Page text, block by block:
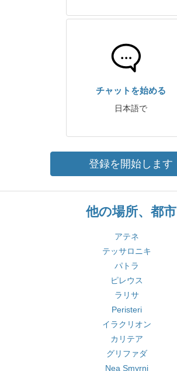
チャットを始める
日本語で
登録を開始します
他の場所、都市
アテネ
テッサロニキ
パトラ
ピレウス
ラリサ
Peristeri
イラクリオン
カリテア
グリファダ
Nea Smyrni